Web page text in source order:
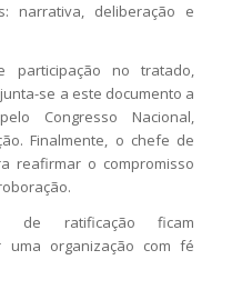
narrativa, deliberação e
participação no tratado,
se a este documento a
Congresso Nacional,
Finalmente, o chefe de
reafirmar o compromisso
de ratificação ficam
uma organização com fé